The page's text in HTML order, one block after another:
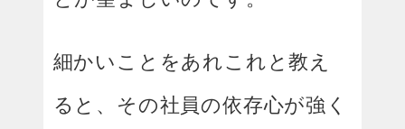
細かいことをあれこれと教え
ると、その社員の依存心が強く